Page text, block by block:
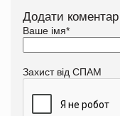
Додати коментар
Ваше імя*
Захист від СПАМ